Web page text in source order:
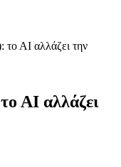
ΑΙ αλλάζει την
ΑΙ αλλάζει